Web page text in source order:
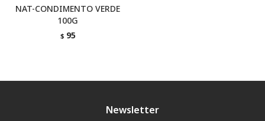
NAT-CONDIMENTO VERDE
100G
$ 95
Newsletter